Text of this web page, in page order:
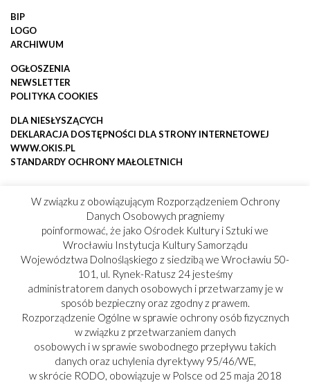
BIP
LOGO
ARCHIWUM
OGŁOSZENIA
NEWSLETTER
POLITYKA COOKIES
DLA NIESŁYSZĄCYCH
DEKLARACJA DOSTĘPNOŚCI DLA STRONY INTERNETOWEJ
WWW.OKIS.PL
STANDARDY OCHRONY MAŁOLETNICH
W związku z obowiązującym Rozporządzeniem Ochrony
Danych Osobowych pragniemy
poinformować, że jako Ośrodek Kultury i Sztuki we
Wrocławiu Instytucja Kultury Samorządu
Województwa Dolnośląskiego z siedzibą we Wrocławiu 50-
101, ul. Rynek-Ratusz 24 jesteśmy
administratorem danych osobowych i przetwarzamy je w
sposób bezpieczny oraz zgodny z prawem.
Rozporządzenie Ogólne w sprawie ochrony osób fizycznych
w związku z przetwarzaniem danych
osobowych i w sprawie swobodnego przepływu takich
danych oraz uchylenia dyrektywy 95/46/WE,
w skrócie RODO, obowiązuje w Polsce od 25 maja 2018